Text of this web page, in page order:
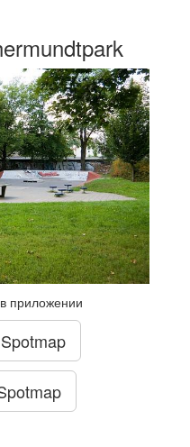
приложении